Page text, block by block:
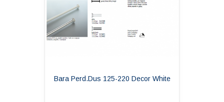
Bara Perd.dus 125-220 Decor White